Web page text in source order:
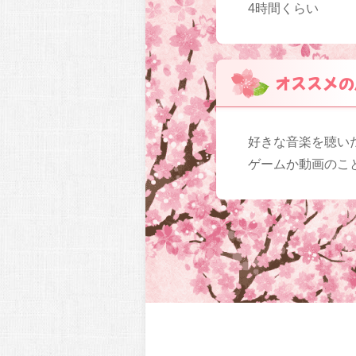
4時間くらい
オススメ
好きな音楽を聴い
ゲームか動画のこ